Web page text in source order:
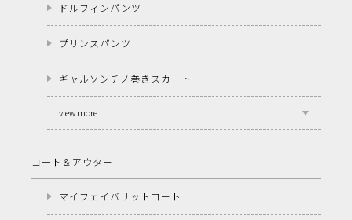
ドルフィンパンツ
プリンスパンツ
ギャルソンチノ巻きスカート
view more
コート＆アウター
マイフェイバリットコート